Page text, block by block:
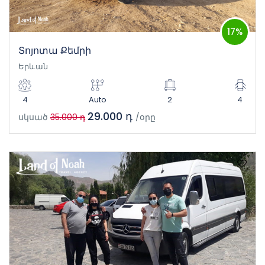
Տոյոտա Քեմրի
17%
Երևան
4 Auto 2 4
սկսած 35.000 դ 29.000 դ /օրը